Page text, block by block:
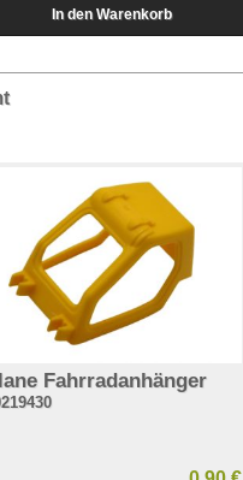
Fahrradanhänger